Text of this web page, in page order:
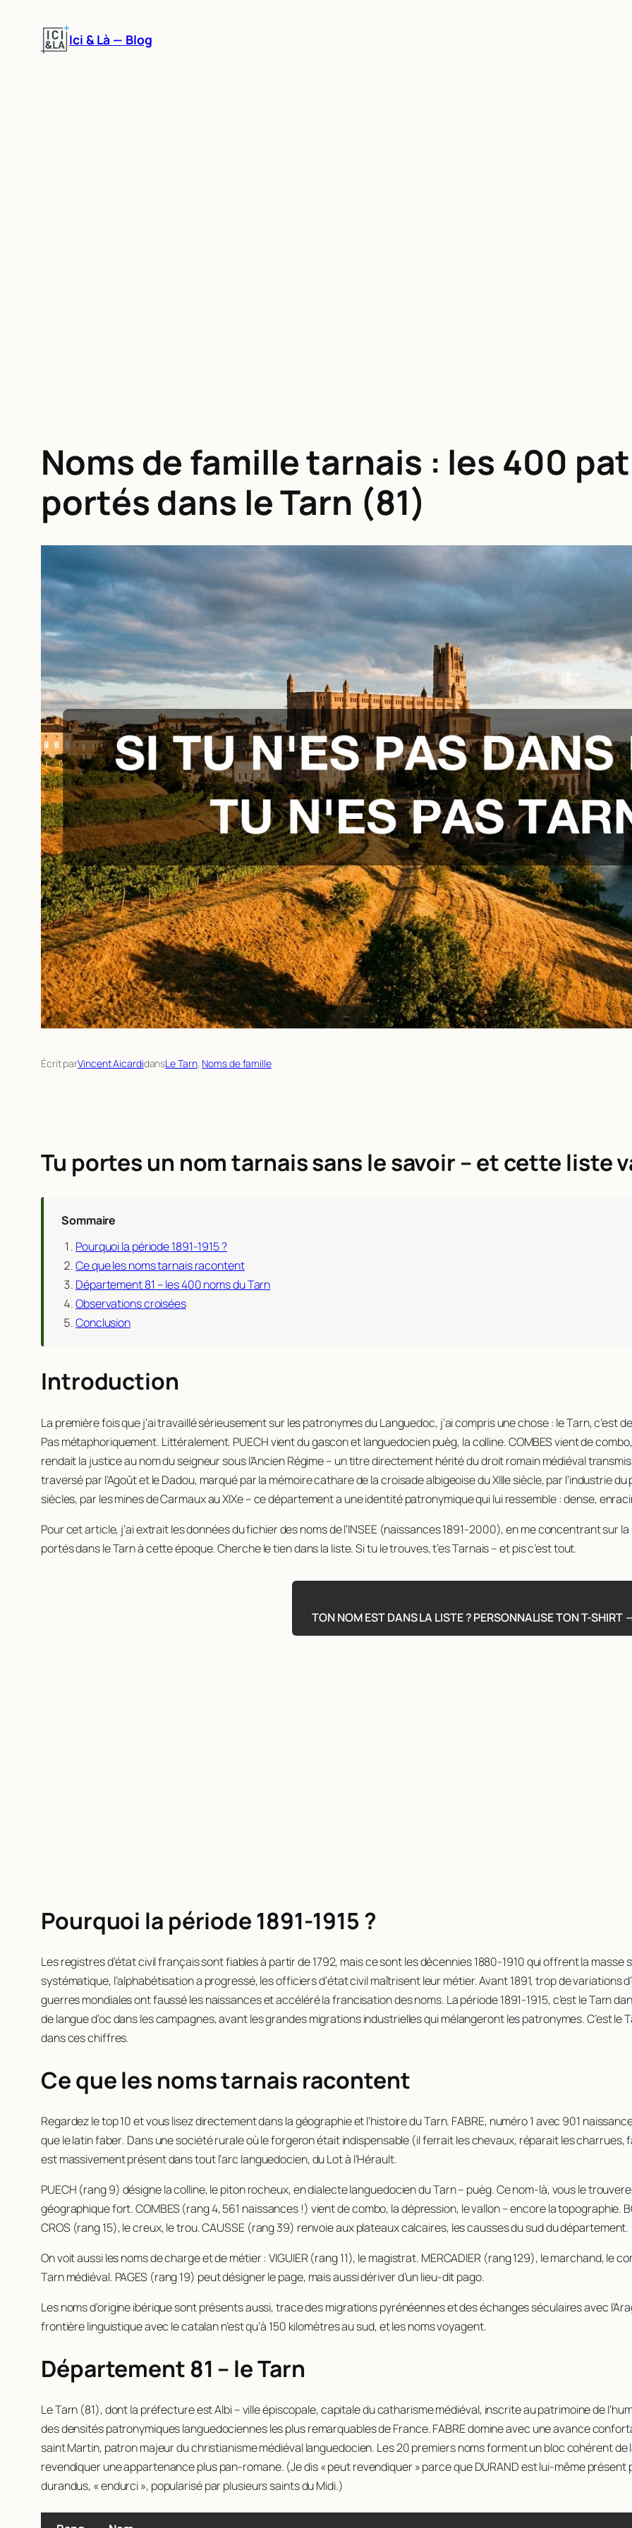
contenu
Ici & Là — Blog
Noms de famille tarnais : les 400
portés dans le Tarn (81)
Écrit parVincent AicardidansLe Tarn, Noms de famille
Tu portes un nom tarnais sans le savoir – et cette liste
Sommaire
Pourquoi la période 1891-1915 ?
Ce que les noms tarnais racontent
Département 81 – les 400 noms du Tarn
Observations croisées
Conclusion
Introduction
La première fois que j’ai travaillé sérieusement sur les patronymes du Languedoc, j’ai compris une chose : le Tarn, c’est
Pas métaphoriquement. Littéralement. PUECH vient du gascon et languedocienpuèg, la colline. COMBES vient decombo
rendait la justice au nom du seigneur sous l’Ancien Régime – un titre directement hérité du droit romain médiéval
traversé par l’Agoût et le Dadou, marqué par la mémoire cathare de la croisade albigeoise du XIIIe siècle, par l’industrie du
siècles, par les mines de Carmaux au XIXe – ce département a une identité patronymique qui lui ressemble : dense,
Pour cet article, j’ai extrait les données du fichier des noms de l’INSEE (naissances 1891-2000), en me concentrant sur
portés dans le Tarn à cette époque. Cherche le tien dans la liste. Si tu le trouves, t’es Tarnais – et pis c’est tout.
TON NOM EST DANS LA LISTE ? PERSONNALISE TON T-SHIRT
Pourquoi la période 1891-1915 ?
Les registres d’état civil français sont fiables à partir de 1792, mais ce sont les décennies 1880-1910 qui offrent la
systématique, l’alphabétisation a progressé, les officiers d’état civil maîtrisent leur métier. Avant 1891, trop de variations
guerres mondiales ont faussé les naissances et accéléré la francisation des noms. La période 1891-1915, c’est le Tarn
de langue d’oc dans les campagnes, avant les grandes migrations industrielles qui mélangeront les patronymes. C’est le
dans ces chiffres.
Ce que les noms tarnais racontent
Regardez le top 10 et vous lisez directement dans la géographie et l’histoire du Tarn. FABRE, numéro 1 avec 901
que le latinfaber. Dans une société rurale où le forgeron était indispensable (il ferrait les chevaux, réparait les
est massivement présent dans tout l’arc languedocien, du Lot à l’Hérault.
PUECH (rang 9) désigne la colline, le piton rocheux, en dialecte languedocien du Tarn – puèg. Ce nom-là, vous le
géographique fort. COMBES (rang 4, 561 naissances !) vient decombo, la dépression, le vallon – encore la topographie.
CROS (rang 15), le creux, le trou. CAUSSE (rang 39) renvoie aux plateaux calcaires, les causses du sud du département.
On voit aussi les noms de charge et de métier : VIGUIER (rang 11), le magistrat. MERCADIER (rang 129), le marchand, le
Tarn médiéval. PAGES (rang 19) peut désigner le page, mais aussi dériver d’un lieu-ditpago.
Les noms d’origine ibérique sont présents aussi, trace des migrations pyrénéennes et des échanges séculaires avec
frontière linguistique avec le catalan n’est qu’à 150 kilomètres au sud, et les noms voyagent.
Département 81 – le Tarn
Le Tarn (81), dont la préfecture est Albi – ville épiscopale, capitale du catharisme médiéval, inscrite au patrimoine de
des densités patronymiques languedociennes les plus remarquables de France. FABRE domine avec une avance
saint Martin, patron majeur du christianisme médiéval languedocien. Les 20 premiers noms forment un bloc cohérent de
revendiquer une appartenance plus pan-romane. (Je dis « peut revendiquer » parce que DURAND est lui-même présent
durandus, « endurci », popularisé par plusieurs saints du Midi.)